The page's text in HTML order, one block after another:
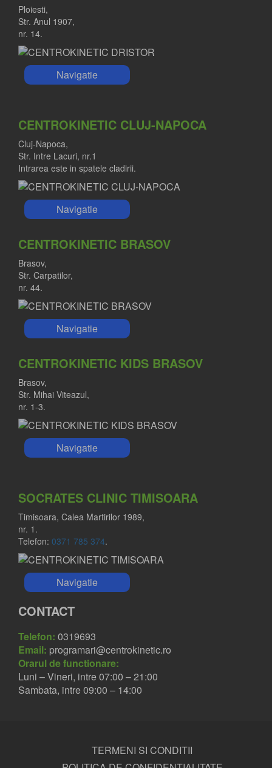
Ploiesti,
Str. Anul 1907,
nr. 14.
Navigatie
CENTROKINETIC CLUJ-NAPOCA
Cluj-Napoca,
Str. Intre Lacuri, nr.1
Intrarea este in spatele cladirii.
Navigatie
CENTROKINETIC BRASOV
Brasov,
Str. Carpatilor,
nr. 44.
Navigatie
CENTROKINETIC KIDS BRASOV
Brasov,
Str. Mihai Viteazul,
nr. 1-3.
Navigatie
SOCRATES CLINIC TIMISOARA
Timisoara, Calea Martirilor 1989,
nr. 1.
Telefon: 0371 785 374.
Navigatie
CONTACT
Telefon: 0319693
Email: programari@centrokinetic.ro
Orarul de functionare:
Luni – Vineri, intre 07:00 – 21:00
Sambata, intre 09:00 – 14:00
TERMENI SI CONDITII